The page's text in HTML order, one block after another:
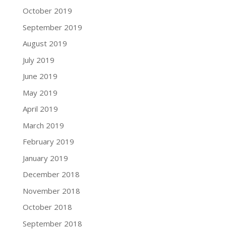
October 2019
September 2019
August 2019
July 2019
June 2019
May 2019
April 2019
March 2019
February 2019
January 2019
December 2018
November 2018
October 2018
September 2018